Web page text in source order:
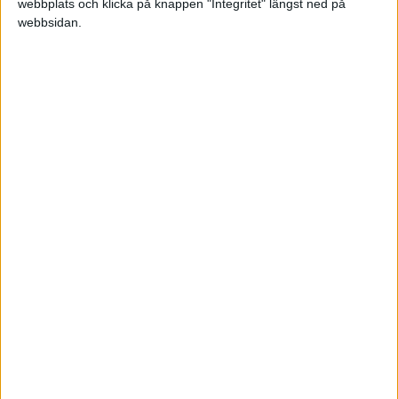
webbplats och klicka på knappen "Integritet" längst ned på
webbsidan.
Dark Clothes (hade en skön star wars klang i sig)